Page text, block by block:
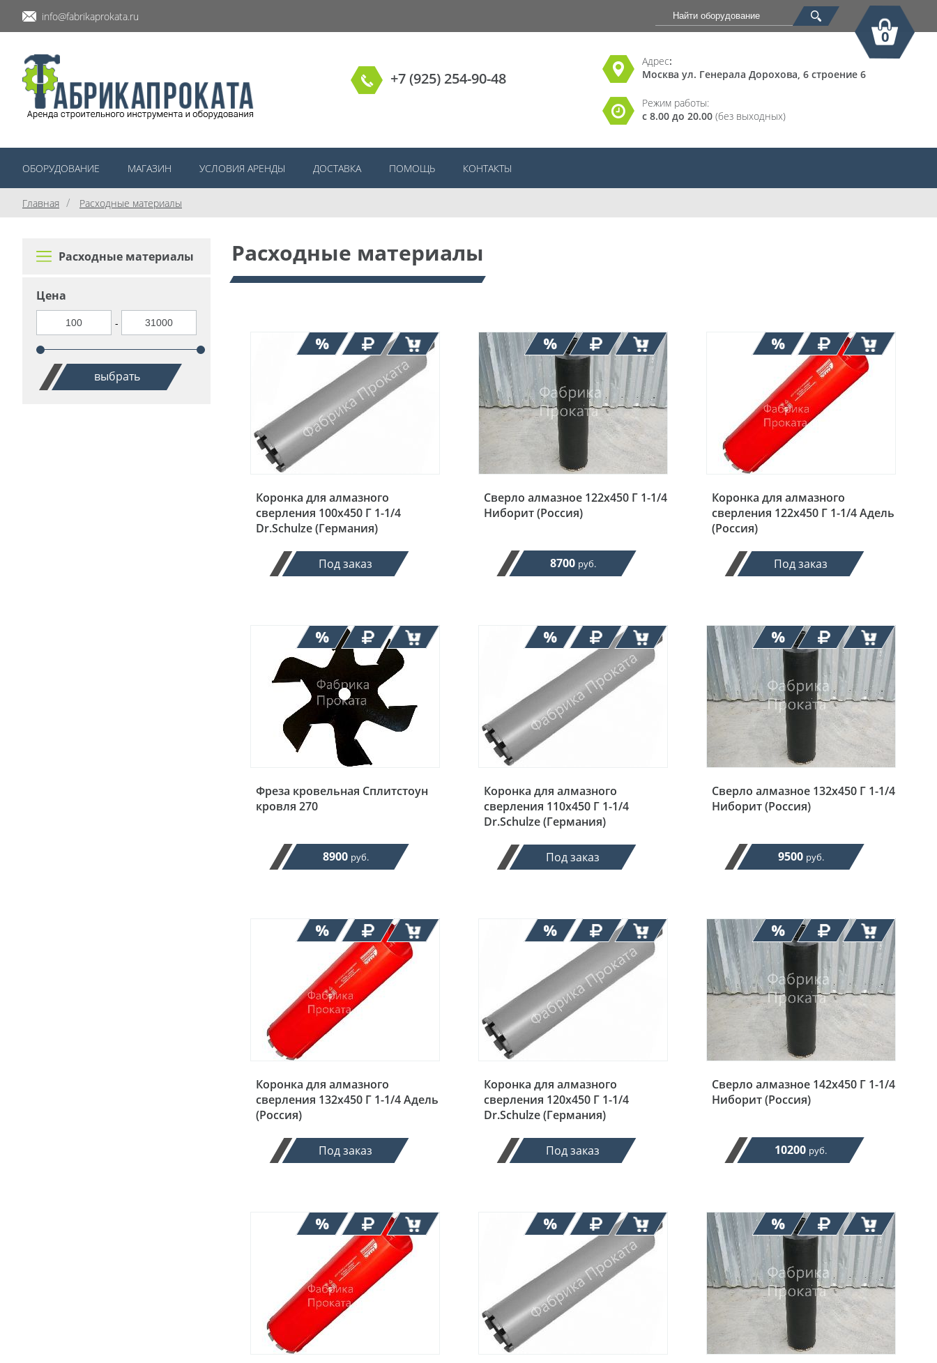
info@fabrikaprokata.ru
0
+7 (925) 254-90-48
Адрес:
Москва ул. Генерала Дорохова, 6 строение 6
Режим работы:
с 8.00 до 20.00 (без выходных)
ОБОРУДОВАНИЕ МАГАЗИН УСЛОВИЯ АРЕНДЫ ДОСТАВКА ПОМОЩЬ КОНТАКТЫ
Главная / Расходные материалы
Расходные материалы
Цена
-
выбрать
Расходные материалы
Коронка для алмазного
сверления 100х450 Г 1-1/4
Dr.Schulze (Германия)
Под заказ
Сверло алмазное 122х450 Г 1-1/4
Ниборит (Россия)
8700 руб.
Коронка для алмазного
сверления 122х450 Г 1-1/4 Адель
(Россия)
Под заказ
Фреза кровельная Сплитстоун
кровля 270
8900 руб.
Коронка для алмазного
сверления 110х450 Г 1-1/4
Dr.Schulze (Германия)
Под заказ
Сверло алмазное 132х450 Г 1-1/4
Ниборит (Россия)
9500 руб.
Коронка для алмазного
сверления 132х450 Г 1-1/4 Адель
(Россия)
Под заказ
Коронка для алмазного
сверления 120х450 Г 1-1/4
Dr.Schulze (Германия)
Под заказ
Сверло алмазное 142х450 Г 1-1/4
Ниборит (Россия)
10200 руб.